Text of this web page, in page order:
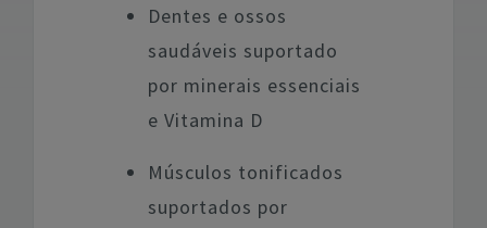
Dentes e ossos
saudáveis suportado
por minerais essenciais
e Vitamina D
Músculos tonificados
suportados por